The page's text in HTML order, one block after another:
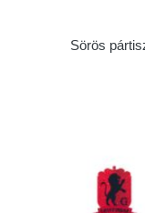
Sörös